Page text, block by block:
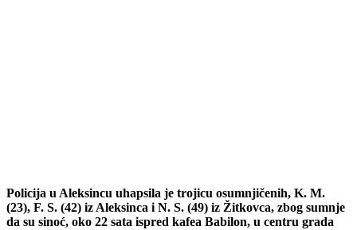
Policija u Aleksincu uhapsila je trojicu osumnjičenih, K. M.
(23), F. S. (42) iz Aleksinca i N. S. (49) iz Žitkovca, zbog sumnje
da su sinoć, oko 22 sata ispred kafea Babilon, u centru grada